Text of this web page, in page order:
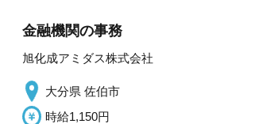
金融機関の事務
旭化成アミダス株式会社
大分県 佐伯市
時給1,150円